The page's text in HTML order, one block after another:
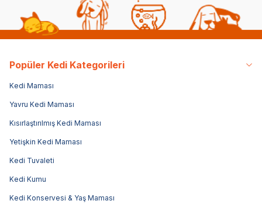
Popüler Kedi Kategorileri
Kedi Maması
Yavru Kedi Maması
Kısırlaştırılmış Kedi Maması
Yetişkin Kedi Maması
Kedi Tuvaleti
Kedi Kumu
Kedi Konservesi & Yaş Maması